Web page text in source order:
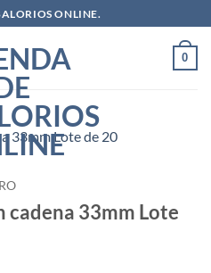
ONLINE.
0
cadena 33mm Lote